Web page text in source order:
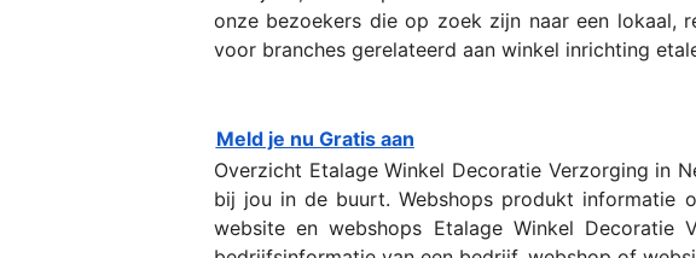
onze bezoekers die op zoek zijn naar een lokaal,
voor branches gerelateerd aan winkel inrichting
Meld je nu Gratis aan
Overzicht Etalage Winkel Decoratie Verzorging in
bij jou in de buurt. Webshops produkt informatie
website en webshops Etalage Winkel Decoratie